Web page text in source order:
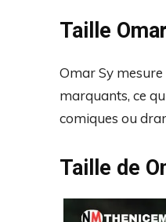
Taille
Omar Sy
marquants, ce
comiques ou
Taille de